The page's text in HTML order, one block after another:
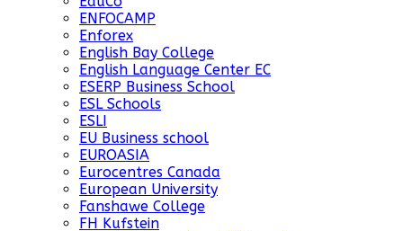
ENFOCAMP
Enforex
English Bay College
English Language Center EC
ESERP Business School
ESL Schools
ESLI
EU Business school
EUROASIA
Eurocentres Canada
European University
Fanshawe College
FH Kufstein